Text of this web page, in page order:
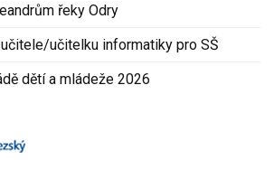
řeky Odry
učitelku informatiky pro SŠ
dětí a mládeže 2026